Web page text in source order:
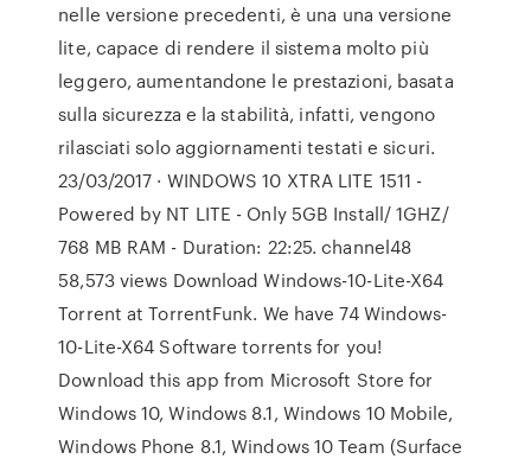
nelle versione precedenti, è una una versione
lite, capace di rendere il sistema molto più
leggero, aumentandone le prestazioni, basata
sulla sicurezza e la stabilità, infatti, vengono
rilasciati solo aggiornamenti testati e sicuri.
23/03/2017 · WINDOWS 10 XTRA LITE 1511 -
Powered by NT LITE - Only 5GB Install/ 1GHZ/
768 MB RAM - Duration: 22:25. channel48
58,573 views Download Windows-10-Lite-X64
Torrent at TorrentFunk. We have 74 Windows-
10-Lite-X64 Software torrents for you!
Download this app from Microsoft Store for
Windows 10, Windows 8.1, Windows 10 Mobile,
Windows Phone 8.1, Windows 10 Team (Surface